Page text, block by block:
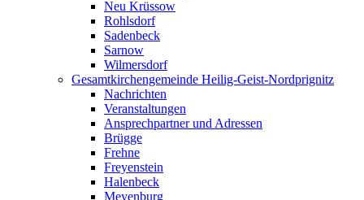
Neu Krüssow
Rohlsdorf
Sadenbeck
Sarnow
Wilmersdorf
Gesamtkirchengemeinde Heilig-Geist-Nordprignitz
Nachrichten
Veranstaltungen
Ansprechpartner und Adressen
Brügge
Frehne
Freyenstein
Halenbeck
Meyenburg